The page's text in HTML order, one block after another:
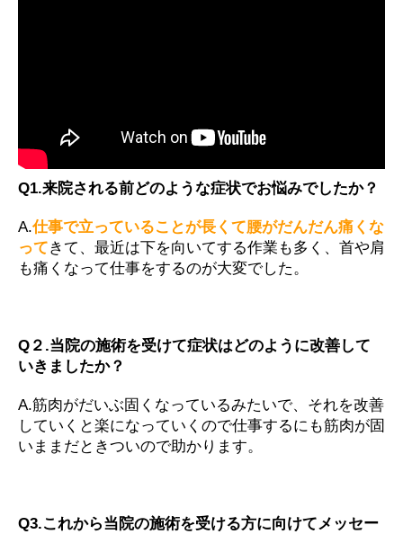
Q1.来院される前どのような症状でお悩みでしたか？
A.仕事で立っていることが長くて腰がだんだん痛くな
ってきて、最近は下を向いてする作業も多く、首や肩
も痛くなって仕事をするのが大変でした。
Q２.当院の施術を受けて症状はどのように改善して
いきましたか？
A.筋肉がだいぶ固くなっているみたいで、それを改善
していくと楽になっていくので仕事するにも筋肉が固
いままだときついので助かります。
Q3.これから当院の施術を受ける方に向けてメッセー